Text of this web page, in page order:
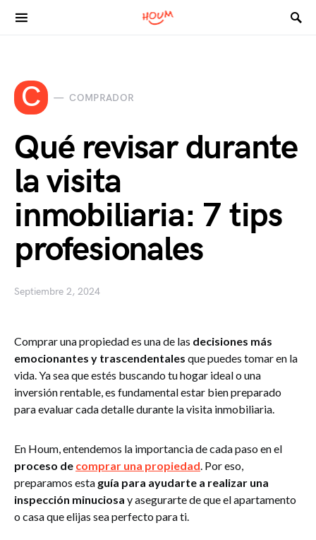
Search for:
C COMPRADOR
Qué revisar durante
la visita
inmobiliaria: 7 tips
profesionales
Septiembre 2, 2024
Comprar una propiedad es una de las decisiones más
emocionantes y trascendentales que puedes tomar en la
vida. Ya sea que estés buscando tu hogar ideal o una
inversión rentable, es fundamental estar bien preparado
para evaluar cada detalle durante la visita inmobiliaria.
En Houm, entendemos la importancia de cada paso en el
proceso de comprar una propiedad. Por eso,
preparamos esta guía para ayudarte a realizar una
inspección minuciosa y asegurarte de que el apartamento
o casa que elijas sea perfecto para ti.